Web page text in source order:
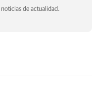
de actualidad.